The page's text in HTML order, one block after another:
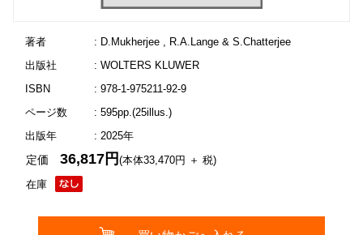
著者
: D.Mukherjee , R.A.Lange & S.Chatterjee
出版社
: WOLTERS KLUWER
ISBN
: 978-1-975211-92-9
ページ数
: 595pp.(25illus.)
出版年
: 2025年
在庫
定価36,817円(本体33,470円 ＋ 税)